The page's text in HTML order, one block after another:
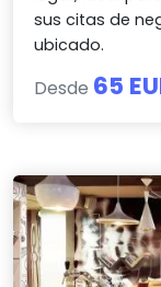
sus citas de
ubicado.
Desde 65